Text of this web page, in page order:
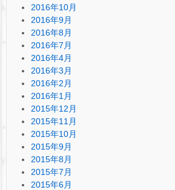
2016年10月
2016年9月
2016年8月
2016年7月
2016年4月
2016年3月
2016年2月
2016年1月
2015年12月
2015年11月
2015年10月
2015年9月
2015年8月
2015年7月
2015年6月